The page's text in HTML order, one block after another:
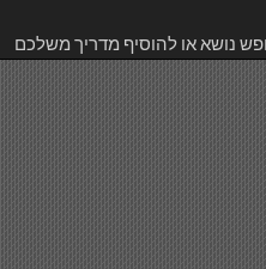
נושא או להוסיף מדריך משלכם